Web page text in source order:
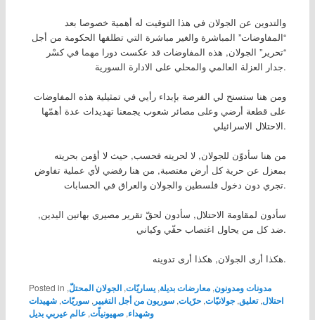
والتدوين عن الجولان في هذا التوقيت له أهمية خصوصا بعد
“المفاوضات” المباشرة والغير مباشرة التي تطلقها الحكومة من أجل
“تحرير” الجولان, هذه المفاوضات قد عكست دورا مهما في كسْر
جدار العزلة العالمي والمحلي على الادارة السورية.
ومن هنا ستسنح لي الفرصة بإبداء رأيي في تمثيلية هذه المفاوضات
على قطعة أرضي وعلى مصائر شعوب يجمعنا تهديدات عدة أهمّها
الاحتلال الاسرائيلي.
من هنا سأدوّن للجولان, لا لحريته فحسب, حيث لا أؤمن بحريته
بمعزل عن حرية كل أرض مغتصبة, من هنا رفضي لأي عملية تفاوض
تجري دون دخول فلسطين والجولان والعراق في الحسابات.
سأدون لمقاومة الاحتلال, سأدون لحقّ تقرير مصيري بهاتين اليدين,
ضد كل من يحاول اغتصاب حقّي وكياني.
هكذا أرى الجولان, هكذا أرى تدوينه.
Posted in مدونات ومدونون,معارضات بديلة,يساريّات,الجولان المحتلّ,
احتلال,تعليق,جولانيّات,حرّيات,سوريون من أجل التغيير ,سوريّات,شهيدات
وشهداء,صهيونياّت,عالم عيربي بديل